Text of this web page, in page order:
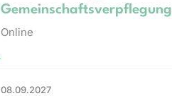
Gemeinschaftsverpflegung
Online
08.09.2027